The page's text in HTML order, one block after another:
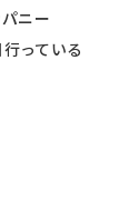
ニー
っている